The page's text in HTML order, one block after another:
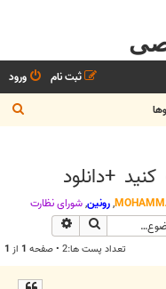
ورود
ثبت نام
س
+دانلود
,رونین,شوراي نظارت
جستجو
تعداد پست ها:2 • صفحه 1 از 1